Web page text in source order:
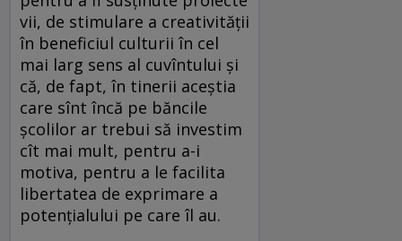
vii, de stimulare a creativității
în beneficiul culturii în cel
mai larg sens al cuvîntului și
că, de fapt, în tinerii aceștia
care sînt încă pe băncile
școlilor ar trebui să investim
cît mai mult, pentru a-i
motiva, pentru a le facilita
libertatea de exprimare a
potențialului pe care îl au.